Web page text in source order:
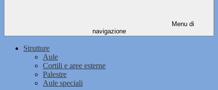
Menu di
navigazione
Strutture
Aule
Cortili e aree esterne
Palestre
Aule speciali